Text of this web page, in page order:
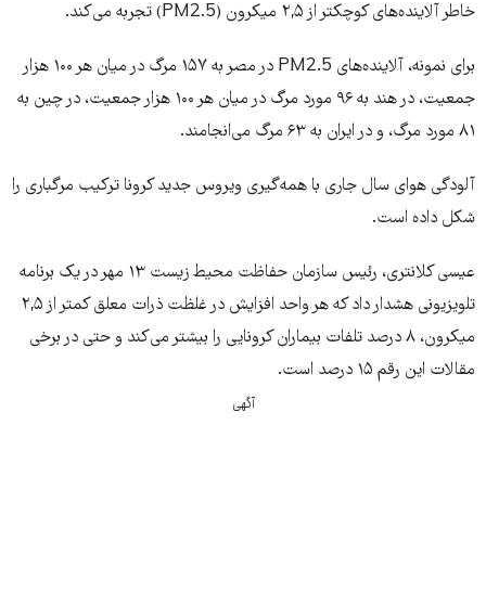
خاطر آلاینده‌های کوچکتر از ۲,۵ میکرون (PM2.5) تجربه می‌کند.
برای نمونه، آلاینده‌های PM2.5 در مصر به ۱۵۷ مرگ در میان هر ۱۰۰ هزار
جمعیت، در هند به ۹۶ مورد مرگ در میان هر ۱۰۰ هزار جمعیت،‌ در چین به
۸۱ مورد مرگ، و در ایران به ۶۳ مرگ می‌انجامند.
آلودگی هوای سال جاری با همه‌گیری ویروس جدید کرونا ترکیب مرگباری را
شکل داده است.
عیسی کلانتری، رئیس سازمان حفاظت محیط زیست ۱۳ مهر در یک برنامه
تلویزیونی هشدار داد که هر واحد افزایش در غلظت ذرات معلق کمتر از ۲,۵
میکرون، ۸ درصد تلفات بیماران کرونایی را بیشتر می‌کند و حتی در برخی
مقالات این رقم ۱۵ درصد است.
آگهی